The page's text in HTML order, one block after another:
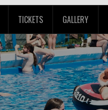
TICKETS GALLERY